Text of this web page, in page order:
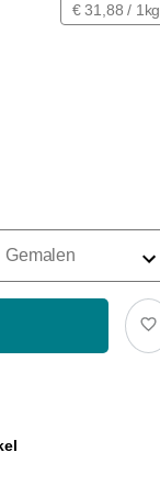
€ 31,88 / 1kg
Gemalen
Voor Portafilter